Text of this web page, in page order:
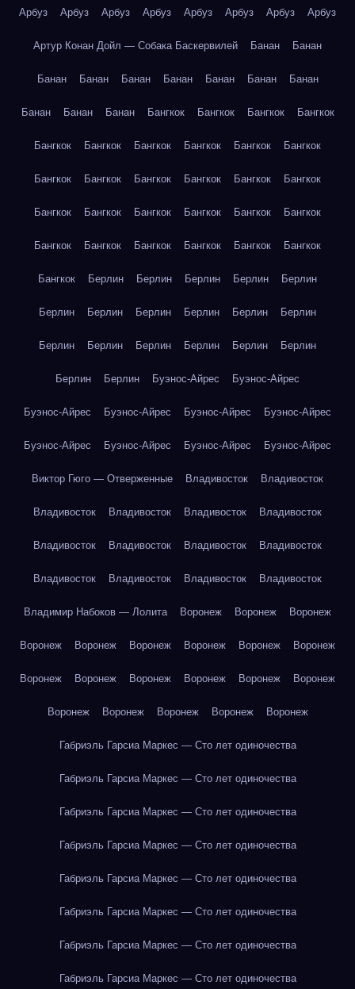
Арбуз Арбуз Арбуз Арбуз Арбуз Арбуз Арбуз Арбуз
Артур Конан Дойл — Собака Баскервилей Банан Банан
Банан Банан Банан Банан Банан Банан Банан
Банан Банан Банан Бангкок Бангкок Бангкок Бангкок
Бангкок Бангкок Бангкок Бангкок Бангкок Бангкок
Бангкок Бангкок Бангкок Бангкок Бангкок Бангкок
Бангкок Бангкок Бангкок Бангкок Бангкок Бангкок
Бангкок Бангкок Бангкок Бангкок Бангкок Бангкок
Бангкок Берлин Берлин Берлин Берлин Берлин
Берлин Берлин Берлин Берлин Берлин Берлин
Берлин Берлин Берлин Берлин Берлин Берлин
Берлин Берлин Буэнос-Айрес Буэнос-Айрес
Буэнос-Айрес Буэнос-Айрес Буэнос-Айрес Буэнос-Айрес
Буэнос-Айрес Буэнос-Айрес Буэнос-Айрес Буэнос-Айрес
Виктор Гюго — Отверженные Владивосток Владивосток
Владивосток Владивосток Владивосток Владивосток
Владивосток Владивосток Владивосток Владивосток
Владивосток Владивосток Владивосток Владивосток
Владимир Набоков — Лолита Воронеж Воронеж Воронеж
Воронеж Воронеж Воронеж Воронеж Воронеж Воронеж
Воронеж Воронеж Воронеж Воронеж Воронеж Воронеж
Воронеж Воронеж Воронеж Воронеж Воронеж
Габриэль Гарсиа Маркес — Сто лет одиночества
Габриэль Гарсиа Маркес — Сто лет одиночества
Габриэль Гарсиа Маркес — Сто лет одиночества
Габриэль Гарсиа Маркес — Сто лет одиночества
Габриэль Гарсиа Маркес — Сто лет одиночества
Габриэль Гарсиа Маркес — Сто лет одиночества
Габриэль Гарсиа Маркес — Сто лет одиночества
Габриэль Гарсиа Маркес — Сто лет одиночества